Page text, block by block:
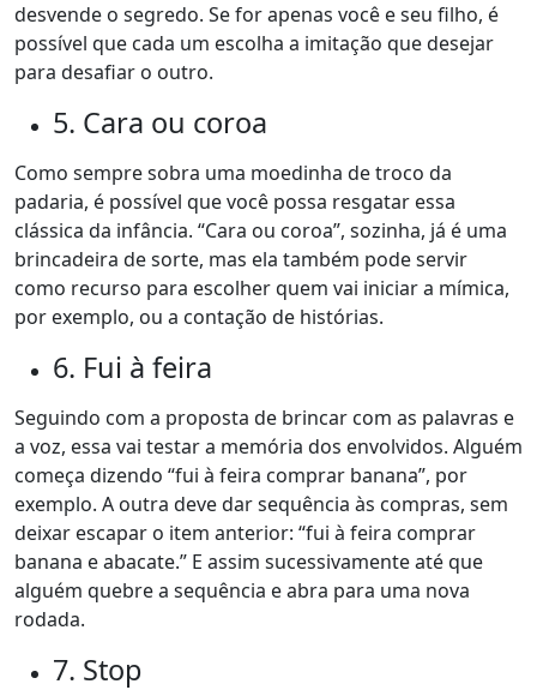
desvende o segredo. Se for apenas você e seu filho, é
possível que cada um escolha a imitação que desejar
para desafiar o outro.
5. Cara ou coroa
Como sempre sobra uma moedinha de troco da
padaria, é possível que você possa resgatar essa
clássica da infância. “Cara ou coroa”, sozinha, já é uma
brincadeira de sorte, mas ela também pode servir
como recurso para escolher quem vai iniciar a mímica,
por exemplo, ou a contação de histórias.
6. Fui à feira
Seguindo com a proposta de brincar com as palavras e
a voz, essa vai testar a memória dos envolvidos. Alguém
começa dizendo “fui à feira comprar banana”, por
exemplo. A outra deve dar sequência às compras, sem
deixar escapar o item anterior: “fui à feira comprar
banana e abacate.” E assim sucessivamente até que
alguém quebre a sequência e abra para uma nova
rodada.
7. Stop